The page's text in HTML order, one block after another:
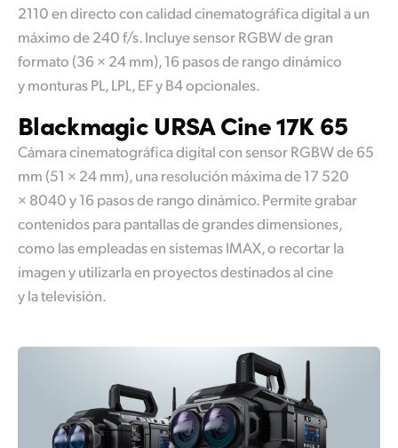
2110 en directo con calidad cinematográfica digital a un
máximo de 240 f/s. Incluye sensor RGBW de gran
formato (36 × 24 mm), 16 pasos de rango dinámico
y monturas PL, LPL, EF y B4 opcionales.
Blackmagic URSACine 17K 65
Cámara cinematográfica digital con sensor RGBW de 65
mm (51 × 24 mm), una resolución máxima de 17 520
× 8040 y 16 pasos de rango dinámico. Permite grabar
contenidos para pantallas de grandes dimensiones,
como las empleadas en sistemas IMAX, o recortar la
imagen y utilizarla en proyectos destinados al cine
y la televisión.